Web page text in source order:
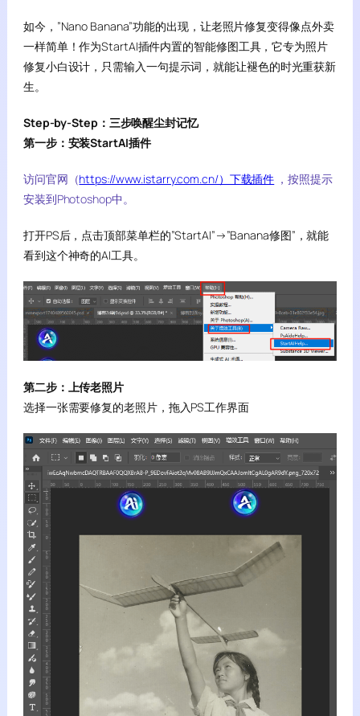
如今，”Nano Banana”功能的出现，让老照片修复变得像点外卖
一样简单！作为StartAI插件内置的智能修图工具，它专为照片
修复小白设计，只需输入一句提示词，就能让褪色的时光重获新
生。
Step-by-Step：三步唤醒尘封记忆
第一步：安装StartAI插件
访问官网（https://www.istarry.com.cn/）下载插件 ，按照提示
安装到Photoshop中。
打开PS后，点击顶部菜单栏的”StartAI”→”Banana修图”，就能
看到这个神奇的AI工具。
第二步：上传老照片
选择一张需要修复的老照片，拖入PS工作界面